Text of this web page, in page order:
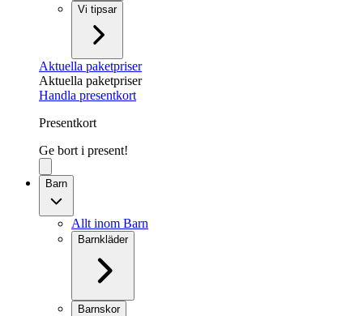
Vi tipsar
Aktuella paketpriser
Aktuella paketpriser
Handla presentkort
Presentkort
Ge bort i present!
Barn
Allt inom Barn
Barnkläder
Barnskor